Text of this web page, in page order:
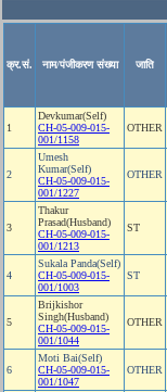
क्र.सं. नाम/पंजीकरण संख्या जाति
1
Devkumar(Self)
CH-05-009-015-
001/1158
OTHER
2
Umesh
Kumar(Self)
CH-05-009-015-
001/1227
OTHER
3
Thakur
Prasad(Husband)
CH-05-009-015-
001/1213
ST
4
Sukala Panda(Self)
CH-05-009-015-
001/1003
ST
5
Brijkishor
Singh(Husband)
CH-05-009-015-
001/1044
OTHER
6
Moti Bai(Self)
CH-05-009-015-
001/1047
OTHER